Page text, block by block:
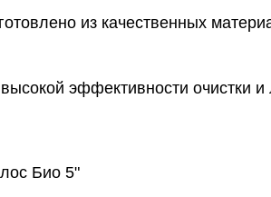
из качественных
эффективности очистки
Био 5"